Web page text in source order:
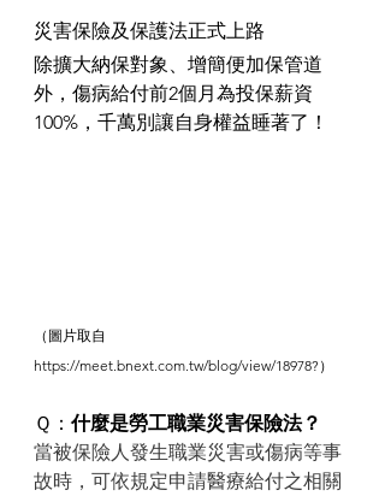
災害保險及保護法正式上路
除擴大納保對象、增簡便加保管道
外，傷病給付前2個月為投保薪資
100%，千萬別讓自身權益睡著了！
（圖片取自
https://meet.bnext.com.tw/blog/view/18978?）
Ｑ： 什麼是勞工職業災害保險法？
當被保險人發生職業災害或傷病等事
故時，可依規定申請醫療給付之相關